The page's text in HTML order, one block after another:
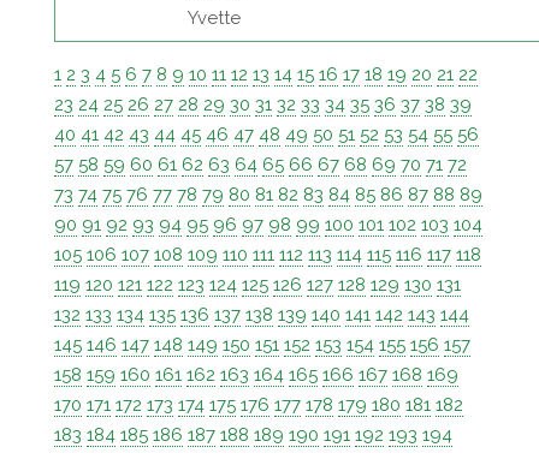
Yvette
1 2 3 4 5 6 7 8 9 10 11 12 13 14 15 16 17 18 19 20 21 22
23 24 25 26 27 28 29 30 31 32 33 34 35 36 37 38 39
40 41 42 43 44 45 46 47 48 49 50 51 52 53 54 55 56
57 58 59 60 61 62 63 64 65 66 67 68 69 70 71 72
73 74 75 76 77 78 79 80 81 82 83 84 85 86 87 88 89
90 91 92 93 94 95 96 97 98 99 100 101 102 103 104
105 106 107 108 109 110 111 112 113 114 115 116 117 118
119 120 121 122 123 124 125 126 127 128 129 130 131
132 133 134 135 136 137 138 139 140 141 142 143 144
145 146 147 148 149 150 151 152 153 154 155 156 157
158 159 160 161 162 163 164 165 166 167 168 169
170 171 172 173 174 175 176 177 178 179 180 181 182
183 184 185 186 187 188 189 190 191 192 193 194